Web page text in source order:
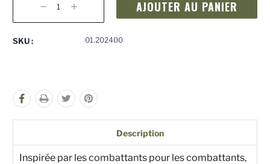
Diminuer
Augmenter
SKU : 01.202400
Description
Inspirée par les combattants pour les combattants,